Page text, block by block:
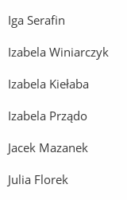
Iga Serafin
Izabela Winiarczyk
Izabela Kiełaba
Izabela Prządo
Jacek Mazanek
Julia Florek